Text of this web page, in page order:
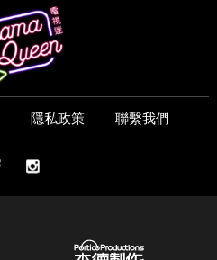
隱私政策 聯繫我們